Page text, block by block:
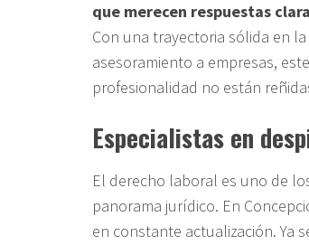
que merecen respuestas
Con una trayectoria sólida en
asesoramiento a empresas,
profesionalidad no están
Especialistas en
El derecho laboral es uno de
panorama jurídico. En
en constante actualización. Ya